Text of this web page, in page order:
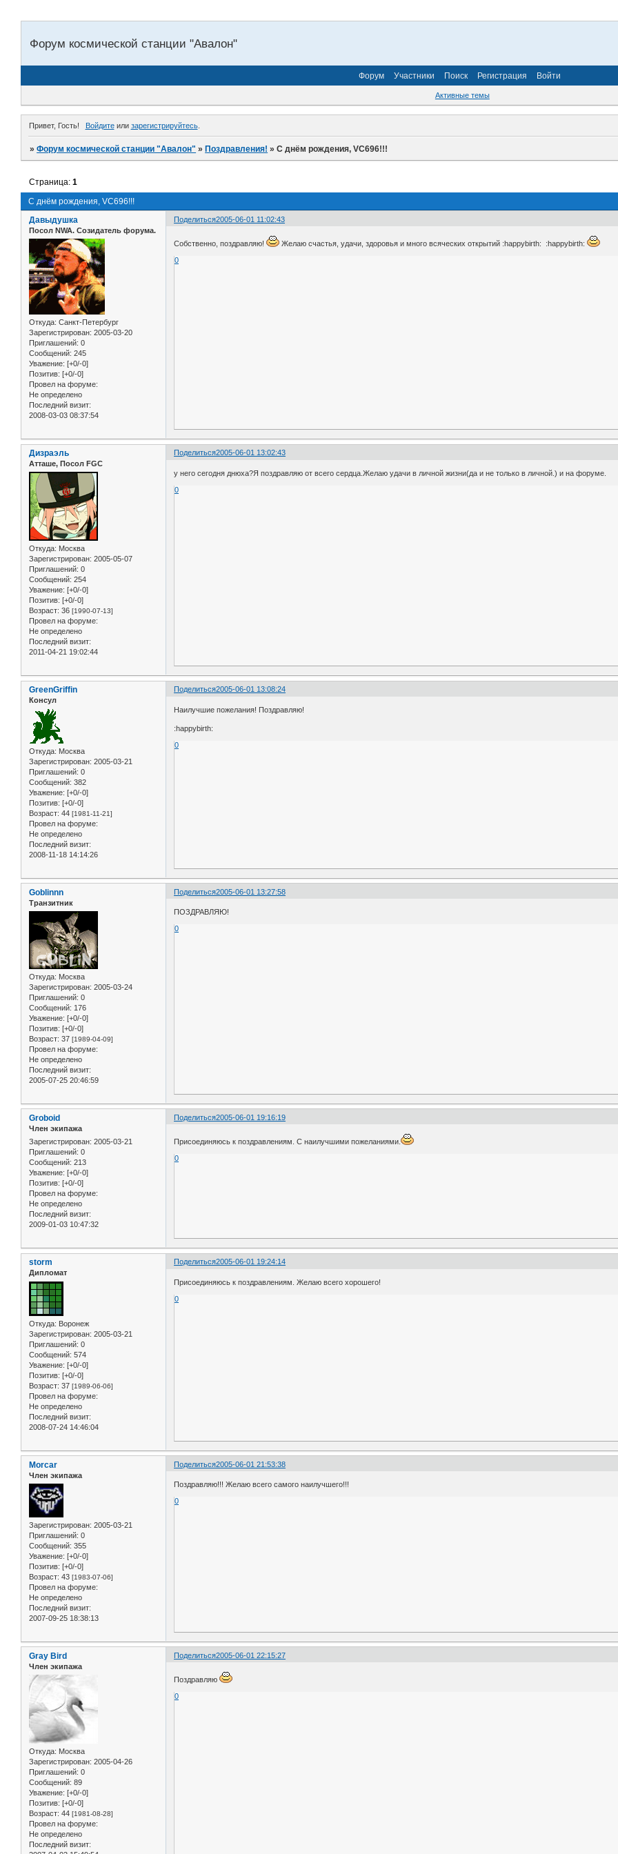
Форум космической станции "Авалон"
Форум Участники Поиск Регистрация Войти
Активные темы
Привет, Гость! Войдитеили зарегистрируйтесь.
»Форум космической станции "Авалон" »Поздравления! »С днём рождения, VC696!!!
С днём рождения, VC696!!!
Страница:1
Поделиться2005-06-01 11:02:43
Давыдушка
Посол NWA. Созидатель форума.
Откуда: Санкт-Петербург
Зарегистрирован: 2005-03-20
Приглашений: 0
Сообщений: 245
Уважение: [+0/-0]
Позитив: [+0/-0]
Провел на форуме:
Не определено
Последний визит:
2008-03-03 08:37:54
Собственно, поздравляю!
Желаю счастья, удачи, здоровья и много всяческих открытий :happybirth: :happybirth:
0
Поделиться2005-06-01 13:02:43
Дизраэль
Атташе, Посол FGC
Откуда: Москва
Зарегистрирован: 2005-05-07
Приглашений: 0
Сообщений: 254
Уважение: [+0/-0]
Позитив: [+0/-0]
Возраст: 36 [1990-07-13]
Провел на форуме:
Не определено
Последний визит:
2011-04-21 19:02:44
у него сегодня днюха?Я поздравляю от всего сердца.Желаю удачи в личной жизни(да и не только в личной.) и на форуме.
0
Поделиться2005-06-01 13:08:24
GreenGriffin
Консул
Откуда: Москва
Зарегистрирован: 2005-03-21
Приглашений: 0
Сообщений: 382
Уважение: [+0/-0]
Позитив: [+0/-0]
Возраст: 44 [1981-11-21]
Провел на форуме:
Не определено
Последний визит:
2008-11-18 14:14:26
Наилучшие пожелания! Поздравляю!
:happybirth:
0
Поделиться2005-06-01 13:27:58
Goblinnn
Транзитник
Откуда: Москва
Зарегистрирован: 2005-03-24
Приглашений: 0
Сообщений: 176
Уважение: [+0/-0]
Позитив: [+0/-0]
Возраст: 37 [1989-04-09]
Провел на форуме:
Не определено
Последний визит:
2005-07-25 20:46:59
ПОЗДРАВЛЯЮ!
0
Поделиться2005-06-01 19:16:19
Groboid
Член экипажа
Зарегистрирован: 2005-03-21
Приглашений: 0
Сообщений: 213
Уважение: [+0/-0]
Позитив: [+0/-0]
Провел на форуме:
Не определено
Последний визит:
2009-01-03 10:47:32
Присоединяюсь к поздравлениям. С наилучшими пожеланиями.
0
Поделиться2005-06-01 19:24:14
storm
Дипломат
Откуда: Воронеж
Зарегистрирован: 2005-03-21
Приглашений: 0
Сообщений: 574
Уважение: [+0/-0]
Позитив: [+0/-0]
Возраст: 37 [1989-06-06]
Провел на форуме:
Не определено
Последний визит:
2008-07-24 14:46:04
Присоединяюсь к поздравлениям. Желаю всего хорошего!
0
Поделиться2005-06-01 21:53:38
Morcar
Член экипажа
Зарегистрирован: 2005-03-21
Приглашений: 0
Сообщений: 355
Уважение: [+0/-0]
Позитив: [+0/-0]
Возраст: 43 [1983-07-06]
Провел на форуме:
Не определено
Последний визит:
2007-09-25 18:38:13
Поздравляю!!! Желаю всего самого наилучшего!!!
0
Поделиться2005-06-01 22:15:27
Gray Bird
Член экипажа
Откуда: Москва
Зарегистрирован: 2005-04-26
Приглашений: 0
Сообщений: 89
Уважение: [+0/-0]
Позитив: [+0/-0]
Возраст: 44 [1981-08-28]
Провел на форуме:
Не определено
Последний визит:
Поздравляю
0